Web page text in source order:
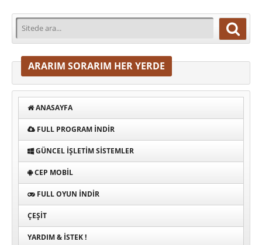
ARARIM SORARIM HER YERDE
ANASAYFA
FULL PROGRAM INDIR
GÜNCEL İŞLETIM SISTEMLER
CEP MOBIL
FULL OYUN İNDIR
ÇEŞIT
YARDIM & İSTEK !